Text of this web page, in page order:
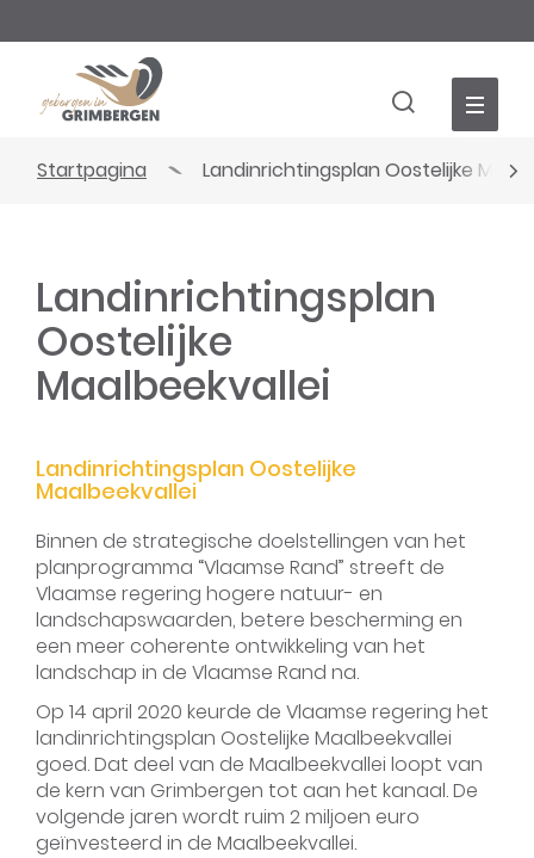
inhoud
Toerisme
Grimbergen
tonen
/
is
vraag?
Startpagina Landinrichtingsplan Oostelijke
Landinrichtingsplan
Oostelijke
Maalbeekvallei
Landinrichtingsplan Oostelijke
Maalbeekvallei
Binnen de strategische doelstellingen van het
planprogramma “Vlaamse Rand” streeft de
Vlaamse regering hogere natuur- en
landschapswaarden, betere bescherming en
een meer coherente ontwikkeling van het
landschap in de Vlaamse Rand na.
Op 14 april 2020 keurde de Vlaamse regering het
landinrichtingsplan Oostelijke Maalbeekvallei
goed. Dat deel van de Maalbeekvallei loopt van
de kern van Grimbergen tot aan het kanaal. De
volgende jaren wordt ruim 2 miljoen euro
geïnvesteerd in de Maalbeekvallei.